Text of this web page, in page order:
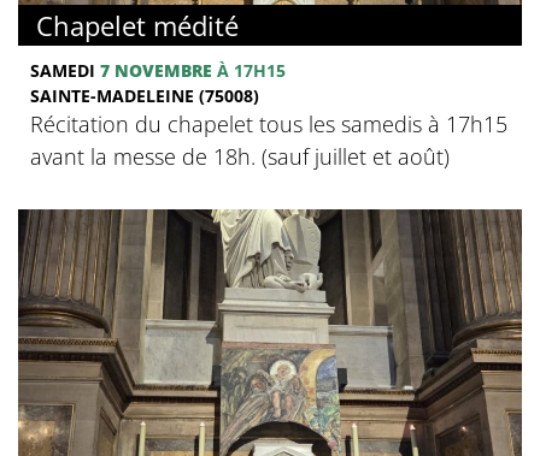
Chapelet médité
SAMEDI 7 NOVEMBRE À 17H15
SAINTE-MADELEINE (75008)
Récitation du chapelet tous les samedis à 17h15
avant la messe de 18h. (sauf juillet et août)